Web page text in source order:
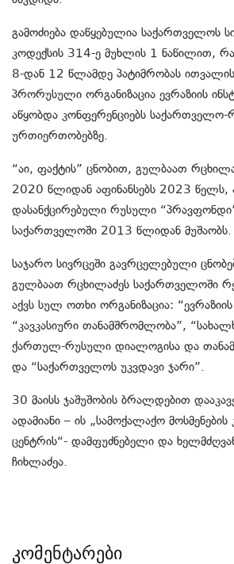
გამოძიება დაწყებულია საქართველოს
კოდექსის 314-ე მუხლის 1 ნაწილით,
8-დან 12 წლამდე პატიმრობას
პრორუსული ორგანიზაცია ევრაზიის
აწყობდა კონფერენციებს საქართველო-
ურთიერთობებზე.
“აი, ფაქტის” ცნობით, გულბაათ
2020 წლიდან აფინანსებს 2023 წელს,
დასანქცირებული რუსული
საქართველოში 2013 წლიდან მუშაობს.
საჯარო სივრცეში გავრცელებული
გულბაათ რცხილაძეს საქართველოში
აქვს სულ ოთხი ორგანიზაცია: “ევრაზიის
“კავკასიური თანამშრომლობა”,
ქართულ-რუსული დიალოგისა და
და “საქართველოს უკვდავი ჯარი”.
30 მაისს ჯაშუშობის ბრალდებით
ადამიანი – ის „სამოქალაქო მოსმენების
ცენტრის“- დამფუძნებელი და
ჩიხლაძეა.
კომენტარები